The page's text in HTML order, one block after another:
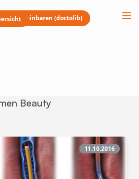
vereinbaren (doctolib)
Beauty
11.10.2016